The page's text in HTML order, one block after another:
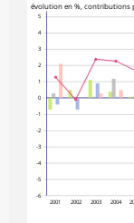
0
1
2
3
4
5
-1
-2
-3
-4
-5
-6
évolution en %, contributions
2001 2002 2003 2004